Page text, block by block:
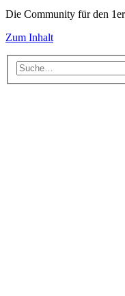
Die Community für den
Zum Inhalt